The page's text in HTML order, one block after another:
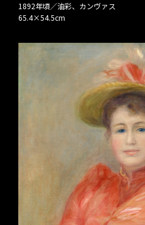
1892年頃／油彩、カンヴァス
65.4×54.5cm